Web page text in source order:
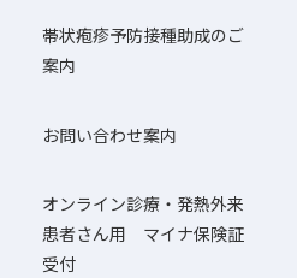
帯状疱疹予防接種助成のご
案内
お問い合わせ案内
オンライン診療・発熱外来
患者さん用 マイナ保険証
受付